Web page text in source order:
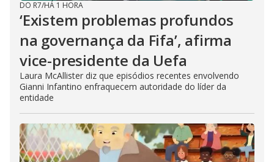
DO R7/HÁ 1 HORA
‘Existem problemas profundos
na governança da Fifa’, afirma
vice-presidente da Uefa
Laura McAllister diz que episódios recentes envolvendo
Gianni Infantino enfraquecem autoridade do líder da
entidade